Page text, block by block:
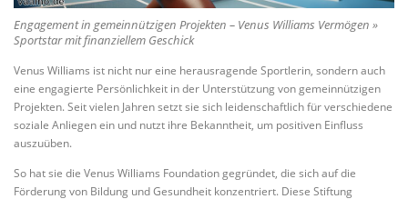
Engagement in gemeinnützigen Projekten – Venus Williams Vermögen »
Sportstar mit finanziellem Geschick
Venus Williams ist nicht nur eine herausragende Sportlerin, sondern auch
eine engagierte Persönlichkeit in der Unterstützung von gemeinnützigen
Projekten. Seit vielen Jahren setzt sie sich leidenschaftlich für verschiedene
soziale Anliegen ein und nutzt ihre Bekanntheit, um positiven Einfluss
auszuüben.
So hat sie die Venus Williams Foundation gegründet, die sich auf die
Förderung von Bildung und Gesundheit konzentriert. Diese Stiftung